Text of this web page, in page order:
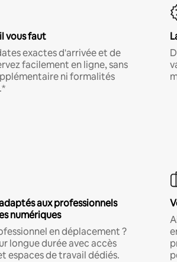
vous faut
exactes d'arrivée et de
facilement en ligne, sans
ni formalités
aux professionnels
numériques
en déplacement ?
longue durée avec accès
espaces de travail dédiés.